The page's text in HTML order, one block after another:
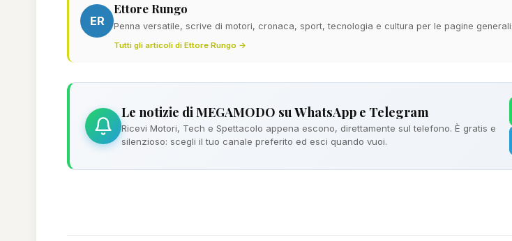
ER
Ettore Rungo
Penna versatile, scrive di motori, cronaca, sport, tecnologia e cultura per le pagine
Tutti gli articoli di Ettore Rungo →
Le notizie di MEGAMODO su WhatsApp e Telegram
Ricevi Motori, Tech e Spettacolo appena escono, direttamente sul telefono. È gratis e
silenzioso: scegli il tuo canale preferito ed esci quando vuoi.